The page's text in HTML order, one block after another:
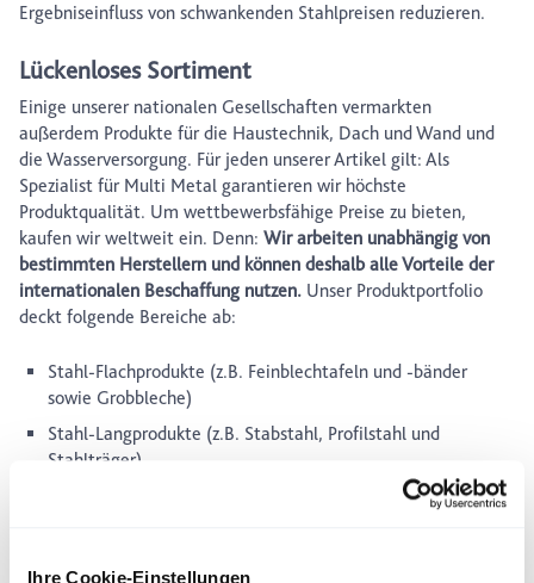
Ihre Cookie-Einstellungen
Ergebniseinfluss von schwankenden Stahlpreisen reduzieren.
Lückenloses Sortiment
Einige unserer nationalen Gesellschaften vermarkten
außerdem Produkte für die Haustechnik, Dach und Wand und
die Wasserversorgung. Für jeden unserer Artikel gilt: Als
Spezialist für Multi Metal garantieren wir höchste
Produktqualität. Um wettbewerbsfähige Preise zu bieten,
kaufen wir weltweit ein. Denn: Wir arbeiten unabhängig von
bestimmten Herstellern und können deshalb alle Vorteile der
internationalen Beschaffung nutzen. Unser Produktportfolio
deckt folgende Bereiche ab:
Stahl-Flachprodukte (z.B. Feinblechtafeln und -bänder
sowie Grobbleche)
Stahl-Langprodukte (z.B. Stabstahl, Profilstahl und
Stahlträger)
Rohre und Hohlprofile (z.B. Stahlbauhohlprofile,